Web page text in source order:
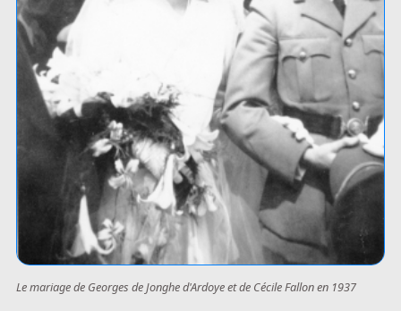
Le mariage de Georges de Jonghe d'Ardoye et de Cécile Fallon en 1937